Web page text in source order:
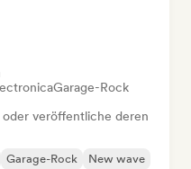
Garage-Rock
veröffentliche deren
Garage-Rock
New wave